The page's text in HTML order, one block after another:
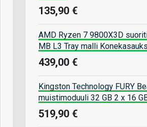
135,90 €
AMD Ryzen 7 9800X3D
MB L3 Tray malli
439,00 €
Kingston Technology FURY
muistimoduuli 32 GB 2 x 16
519,90 €